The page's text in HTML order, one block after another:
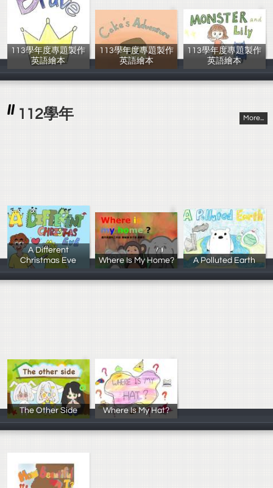
113學年度專題製作
英語繪本
呂眾僕，陳重吉
113學年度專題製作
英語繪本
黃翊蓁，黃詩淇
113學年度專題製作
英語繪本
李承恩，沈頁綺
112學年 More...
A Different
Christmas Eve
Where Is My Home?
A Polluted Earth
The Other Side
蔡采珍、楊欣晴
Where Is My Hat?
汪芊妘、莊昕諭